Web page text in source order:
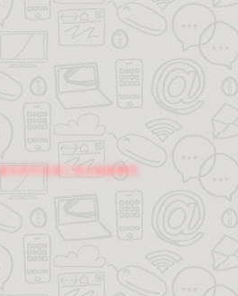
关闭开发者工具后刷新网页